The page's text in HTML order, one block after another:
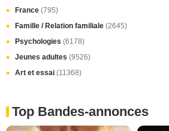
France (795)
Famille / Relation familiale (2645)
Psychologies (6178)
Jeunes adultes (9526)
Art et essai (11368)
Top Bandes-annonces